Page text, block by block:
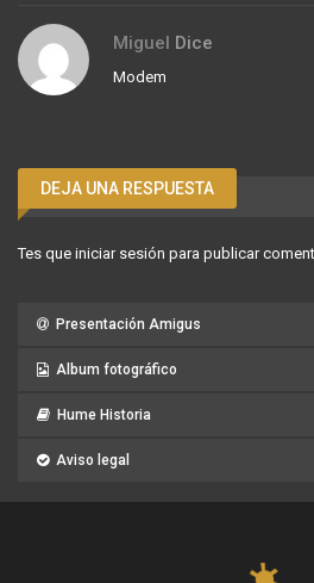
Miguel Dice
Modem
DEJA UNA RESPUESTA
Tes que iniciar sesión para publicar
Presentación Amigus
Album fotográfico
Hume Historia
Aviso legal